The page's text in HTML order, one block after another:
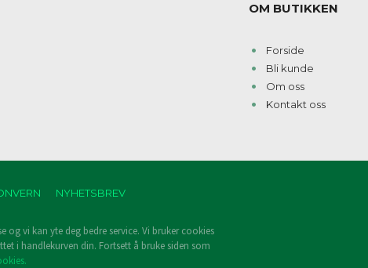
OM BUTIKKEN
Forside
Bli kunde
Om oss
Kontakt oss
NYHETSBREV
og vi kan yte deg bedre service. Vi bruker cookies
i handlekurven din. Fortsett å bruke siden som